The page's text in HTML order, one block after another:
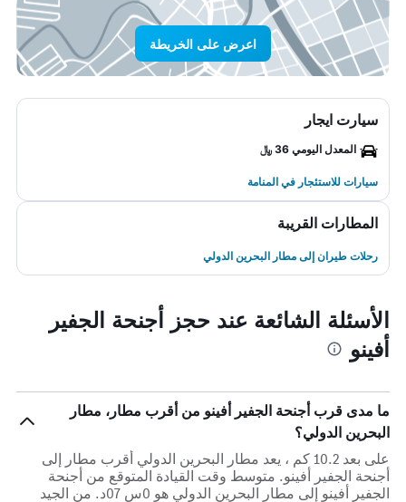
اعرض على الخريطة
سيارت ايجار
المعدل اليومي 36 ﷼
سيارات للاستئجار في المنامة
المطارات القريبة
رحلات طيران إلى مطار البحرين الدولي
الأسئلة الشائعة عند حجز أجنحة الجفير
أفينو
ما مدى قرب أجنحة الجفير أفينو من أقرب مطار، مطار
البحرين الدولي؟
على بعد 10.2 كم ، يعد مطار البحرين الدولي أقرب مطار إلى
أجنحة الجفير أفينو. متوسط وقت القيادة المتوقع من أجنحة
الجفير أفينو إلى مطار البحرين الدولي هو 0س 07د. من الجيد